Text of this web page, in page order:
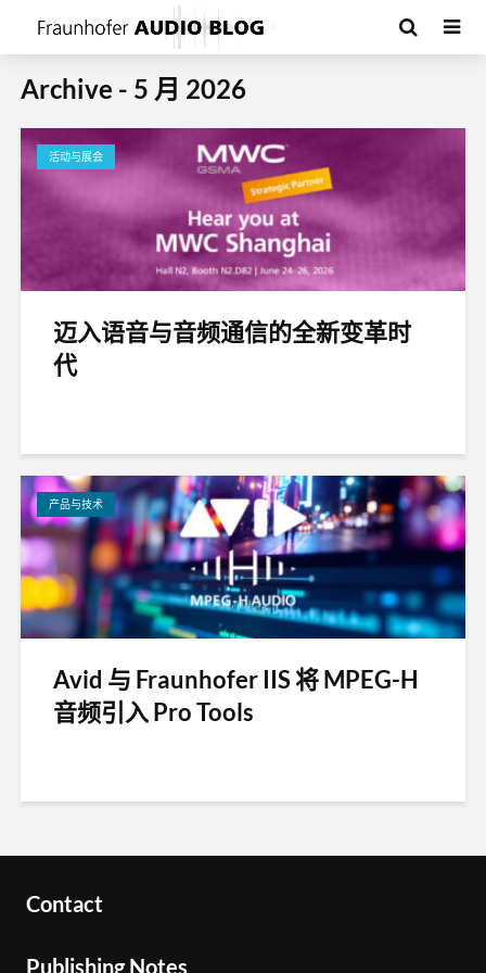
Archive - 5 月 2026
活动与展会
迈入语音与音频通信的全新变革时
代
产品与技术
Avid 与 Fraunhofer IIS 将 MPEG-H
音频引入 Pro Tools
Contact
Publishing Notes